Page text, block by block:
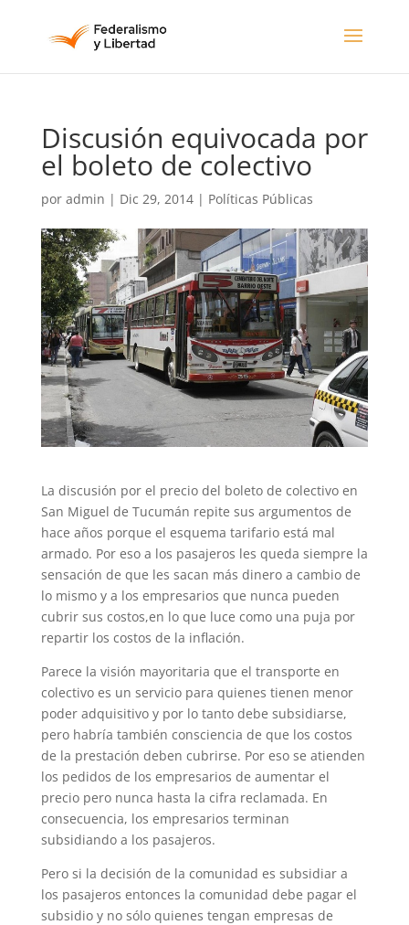
Discusión equivocada por
el boleto de colectivo
por admin | Dic 29, 2014| Políticas Públicas
La discusión por el precio del boleto de colectivo en
San Miguel de Tucumán repite sus argumentos de
hace años porque el esquema tarifario está mal
armado. Por eso a los pasajeros les queda siempre la
sensación de que les sacan más dinero a cambio de
lo mismo y a los empresarios que nunca pueden
cubrir sus costos,en lo que luce como una puja por
repartir los costos de la inflación.
Parece la visión mayoritaria que el transporte en
colectivo es un servicio para quienes tienen menor
poder adquisitivo y por lo tanto debe subsidiarse,
pero habría también consciencia de que los costos
de la prestación deben cubrirse. Por eso se atienden
los pedidos de los empresarios de aumentar el
precio pero nunca hasta la cifra reclamada. En
consecuencia, los empresarios terminan
subsidiando a los pasajeros.
Pero si la decisión de la comunidad es subsidiar a
los pasajeros entonces la comunidad debe pagar el
subsidio y no sólo quienes tengan empresas de